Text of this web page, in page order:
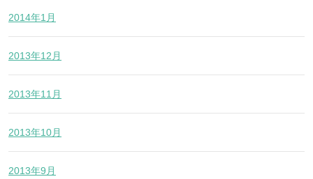
2014年1月
2013年12月
2013年11月
2013年10月
2013年9月